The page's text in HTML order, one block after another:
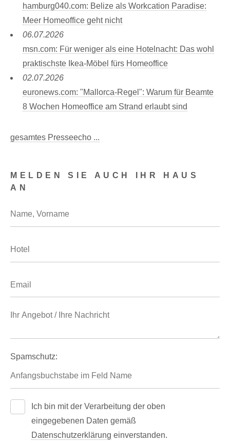
MELDEN SIE AUCH IHR HAUS
AN
Spamschutz:
Ich bin mit der Verarbeitung der oben
eingegebenen Daten gemäß
Datenschutzerklärung einverstanden.
hamburg040.com: Belize als Workcation Paradise:
Meer Homeoffice geht nicht
06.07.2026
msn.com: Für weniger als eine Hotelnacht: Das wohl
praktischste Ikea-Möbel fürs Homeoffice
02.07.2026
euronews.com: "Mallorca-Regel": Warum für Beamte
8 Wochen Homeoffice am Strand erlaubt sind
gesamtes Presseecho ...